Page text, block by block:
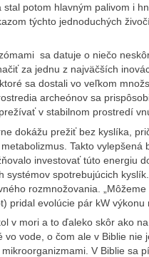
stal potom hlavným palivom i
týchto jednoduchých
sa datuje o niečo
za jednu z najväčších
sa dostali vo veľkom
archeónov sa
v stabilnom prostredí
dokážu prežiť bez kyslíka,
Takto vylepšená
investovať túto energiu
spotrebujúcich
rozmnožovania.
pridal evolúcie pár kW výkonu
v mori a to ďaleko skôr ako
vode, o čom ale v Biblie nie
V Biblie sa